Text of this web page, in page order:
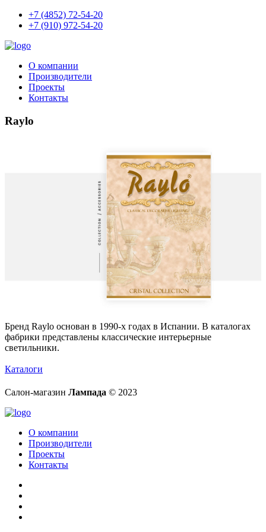
+7 (4852) 72-54-20
+7 (910) 972-54-20
О компании
Производители
Проекты
Контакты
Raylo
Бренд Raylo основан в 1990-х годах в Испании. В каталогах
фабрики представлены классические интерьерные
светильники.
Каталоги
Салон-магазин Лампада © 2023
О компании
Производители
Проекты
Контакты